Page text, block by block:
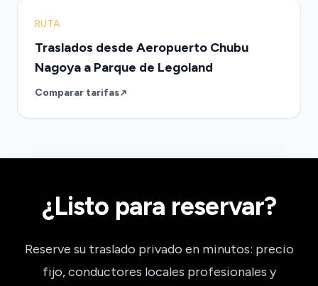
RUTA
Traslados desde Aeropuerto Chubu
Nagoya a Parque de Legoland
Comparar tarifas
¿Listo para reservar?
Reserve su traslado privado en minutos: precio
fijo, conductores locales profesionales y